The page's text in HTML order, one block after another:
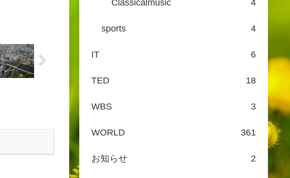
Classicalmusic 4
sports 4
IT 6
TED 18
WBS 3
WORLD 361
お知らせ 2